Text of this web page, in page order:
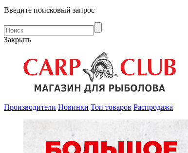
Введите поисковый запрос
Закрыть
Производители Новинки Топ товаров Распродажа